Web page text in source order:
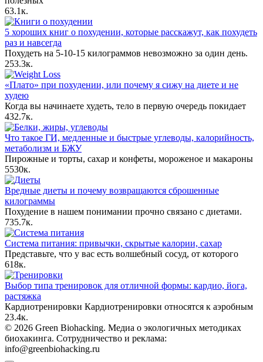
63.1к.
5 хороших книг о похудении, которые расскажут, как похудеть
раз и навсегда
Похудеть на 5-10-15 килограммов невозможно за один день.
253.3к.
«Плато» при похудении, или почему я сижу на диете и не
худею
Когда вы начинаете худеть, тело в первую очередь покидает
432.7к.
Что такое ГИ, медленные и быстрые углеводы, калорийность,
метаболизм и БЖУ
Пирожные и торты, сахар и конфеты, мороженое и макароны
5530к.
Вредные диеты и почему возвращаются сброшенные
килограммы
Похудение в нашем понимании прочно связано с диетами.
735.7к.
Система питания: привычки, скрытые калории, сахар
Представьте, что у вас есть волшебный сосуд, от которого
618к.
Выбор типа тренировок для отличной формы: кардио, йога,
растяжка
Кардиотренировки Кардиотренировки относятся к аэробным
23.4к.
© 2026 Green Biohacking. Медиа о экологичных методиках
биохакинга. Сотрудничество и реклама:
info@greenbiohacking.ru